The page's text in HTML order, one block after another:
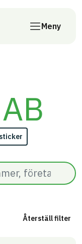
Meny
Återställ filter